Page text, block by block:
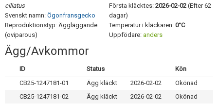
ciliatus
Svenskt namn: Ögonfransgecko
Reproduktionstyp: Äggläggande
(oviparous)
Första kläcktes: 2026-02-02 (Efter 62
dagar)
Temperatur i kläckaren: 0°C
Uppfödare: anders
Ägg/Avkommor
ID Status
Kön
CB25-1247181-01
Ägg kläckt 2026-02-02
Okönad
CB25-1247181-02
Ägg kläckt 2026-02-02 Okönad
Privacy Policy
Terms of Service
Skapa konto